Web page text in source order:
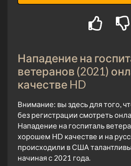
Нападение на
ветеранов (2021)
качестве HD
Внимание: вы здесь для того,
без регистрации смотреть
Нападение на госпиталь
хорошем HD качестве и на
происходили в США
начиная с 2021 года.